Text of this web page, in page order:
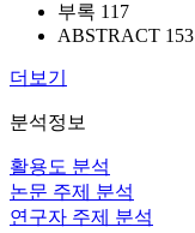
부록 117
ABSTRACT 153
더보기
분석정보
활용도 분석
논문 주제 분석
연구자 주제 분석